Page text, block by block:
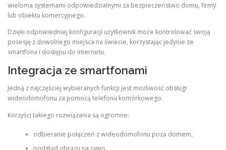
wieloma systemami odpowiedzialnymi za bezpieczeństwo domu, firmy
lub obiektu komercyjnego.
Dzięki odpowiedniej konfiguracji użytkownik może kontrolować swoją
posesję z dowolnego miejsca na świecie, korzystając jedynie ze
smartfona i dostępu do Internetu.
Integracja ze smartfonami
Jedną z najczęściej wybieranych funkcji jest możliwość obsługi
wideodomofonu za pomocą telefonu komórkowego.
Korzyści takiego rozwiązania są ogromne:
odbieranie połączeń z wideodomofonu poza domem,
podgląd obrazu na żywo,